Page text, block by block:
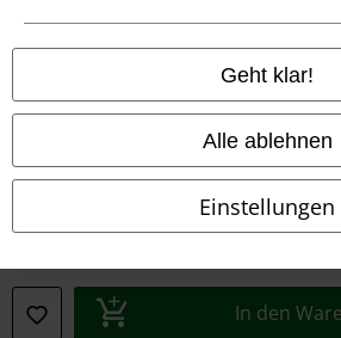
Geht klar!
Alle ablehnen
Einstellungen
In den
Rechtliches
Impressum
Datenschutz
Entsorgung und Umweltschutz
Konformitätserklärung
Information zur Barrierefreiheit